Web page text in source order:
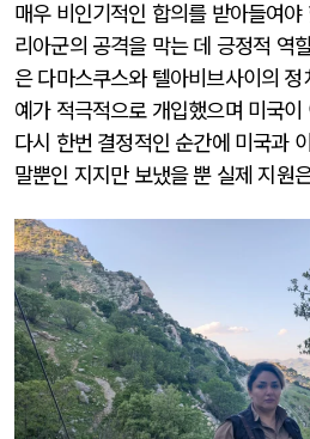
매우 비인기적인 합의를 받아들여야
리아군의 공격을 막는 데 긍정적 역
은 다마스쿠스와 텔아비브사이의
예가 적극적으로 개입했으며 미국
다시 한번 결정적인 순간에 미국과
말뿐인 지지만 보냈을 뿐 실제 지원